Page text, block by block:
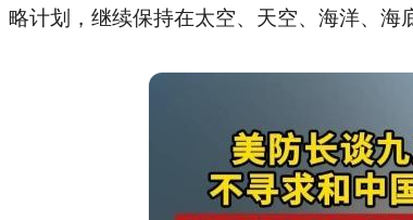
略计划，继续保持在太空、天空、海洋、海